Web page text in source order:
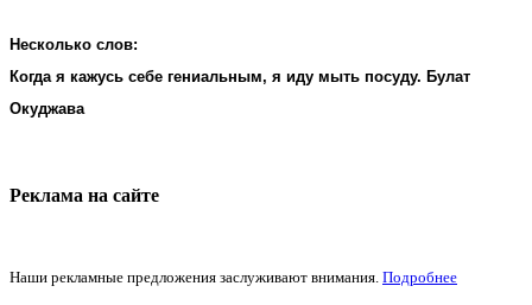
Несколько слов:
Когда я кажусь себе гениальным, я иду мыть посуду. Булат
Окуджава
Реклама на cайте
Наши рекламные предложения заслуживают внимания. Подробнее